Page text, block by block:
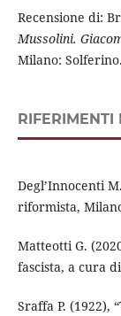
Recensione di:
Mussolini.
Milano: Solferino.
RIFERIMENTI
Degl’Innocenti
riformista,
Matteotti G.
fascista, a cura
Sraffa P. (1922),